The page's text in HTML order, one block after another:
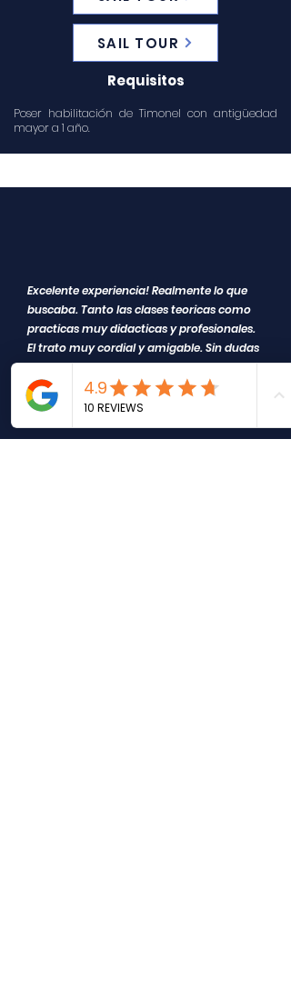
SAIL TOUR
Requisitos
Poser habilitación de Timonel con antigüedad
mayor a 1 año.
Excelente experiencia! Realmente lo que
buscaba. Tanto las clases teoricas como
practicas muy didacticas y profesionales.
El trato muy cordial y amigable. Sin dudas
muy recomendable!!
Fuente Google: Luis Eduardo Peralta